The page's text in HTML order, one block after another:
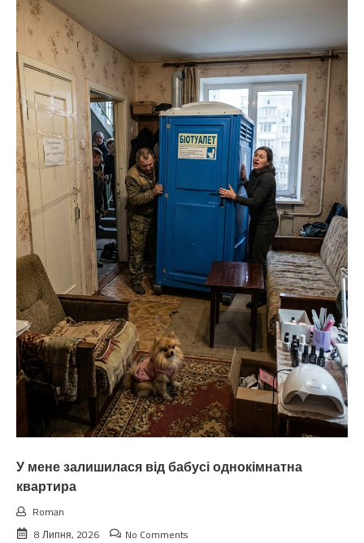
У мене залишилася від бабусі однокімнатна
квартира
Roman
8 Липня, 2026
No Comments